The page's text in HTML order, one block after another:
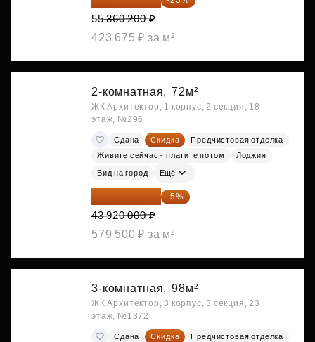
55 360 200 ₽
423 675 ₽ за м²
2-комнатная, 72м²
ЖК Архитектор, 1 корпус, 2 секция, 18
этаж, №296
Сдана Скидка
Предчистовая отделка
Живите сейчас - платите потом
Лоджия
Вид на город Ещё
41 724 000 ₽ -5%
43 920 000 ₽
579 500 ₽ за м²
3-комнатная, 98м²
ЖК Архитектор, 3 корпус, 3 секция, 23
этаж, №1372
Сдана Скидка
Предчистовая отделка